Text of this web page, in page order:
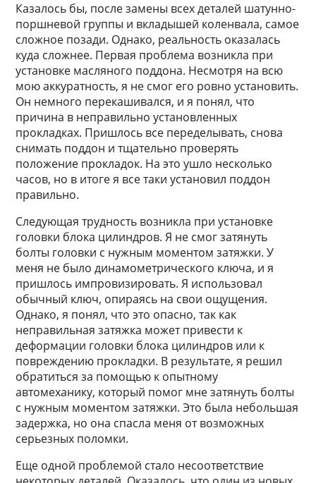
Казалось бы, после замены всех деталей шатунно-
поршневой группы и вкладышей коленвала, самое
сложное позади. Однако, реальность оказалась
куда сложнее. Первая проблема возникла при
установке масляного поддона. Несмотря на всю
мою аккуратность, я не смог его ровно установить.
Он немного перекашивался, и я понял, что
причина в неправильно установленных
прокладках. Пришлось все переделывать, снова
снимать поддон и тщательно проверять
положение прокладок. На это ушло несколько
часов, но в итоге я все таки установил поддон
правильно.
Следующая трудность возникла при установке
головки блока цилиндров. Я не смог затянуть
болты головки с нужным моментом затяжки. У
меня не было динамометрического ключа, и я
пришлось импровизировать. Я использовал
обычный ключ, опираясь на свои ощущения.
Однако, я понял, что это опасно, так как
неправильная затяжка может привести к
деформации головки блока цилиндров или к
повреждению прокладки. В результате, я решил
обратиться за помощью к опытному
автомеханику, который помог мне затянуть болты
с нужным моментом затяжки. Это была небольшая
задержка, но она спасла меня от возможных
серьезных поломки.
Еще одной проблемой стало несоответствие